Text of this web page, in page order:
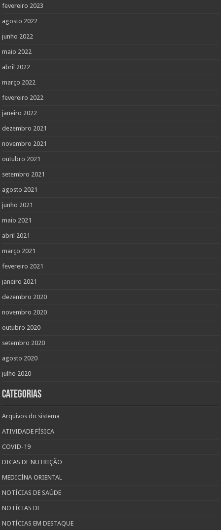
fevereiro 2023
agosto 2022
junho 2022
maio 2022
abril 2022
março 2022
fevereiro 2022
janeiro 2022
dezembro 2021
novembro 2021
outubro 2021
setembro 2021
agosto 2021
junho 2021
maio 2021
abril 2021
março 2021
fevereiro 2021
janeiro 2021
dezembro 2020
novembro 2020
outubro 2020
setembro 2020
agosto 2020
julho 2020
Categorias
Arquivos do sistema
ATIVIDADE FÍSICA
COVID-19
DICAS DE NUTRIÇÃO
MEDICÍNA ORIENTAL
NOTÍCIAS DE SAÚDE
NOTÍCIAS DF
NOTÍCIAS EM DESTAQUE